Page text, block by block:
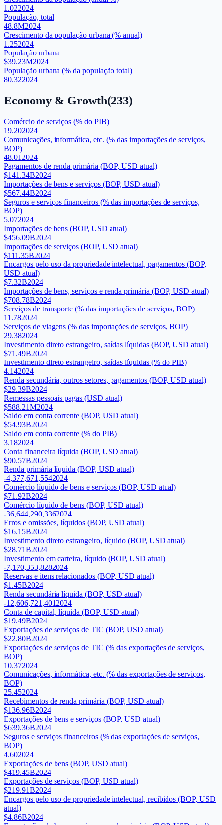
1.022024
População, total
48.8M2024
Crescimento da população urbana (% anual)
1.252024
População urbana
$39.23M2024
População urbana (% da população total)
80.322024
Economy & Growth(233)
Comércio de serviços (% do PIB)
19.202024
Comunicações, informática, etc. (% das importações de serviços,
BOP)
48.01 2024
Pagamentos de renda primária (BOP, USD atual)
$141.34B2024
Importações de bens e serviços (BOP, USD atual)
$567.44B2024
Seguros e serviços financeiros (% das importações de serviços,
BOP)
5.072024
Importações de bens (BOP, USD atual)
$456.09B2024
Importações de serviços (BOP, USD atual)
$111.35B2024
Encargos pelo uso da propriedade intelectual, pagamentos (BOP,
USD atual)
$7.32B2024
Importações de bens, serviços e renda primária (BOP, USD atual)
$708.78B2024
Serviços de transporte (% das importações de serviços, BOP)
11.782024
Serviços de viagens (% das importações de serviços, BOP)
29.382024
Investimento direto estrangeiro, saídas líquidas (BOP, USD atual)
$71.49B2024
Investimento direto estrangeiro, saídas líquidas (% do PIB)
4.142024
Renda secundária, outros setores, pagamentos (BOP, USD atual)
$29.39B2024
Remessas pessoais pagas (USD atual)
$588.21M2024
Saldo em conta corrente (BOP, USD atual)
$54.93B2024
Saldo em conta corrente (% do PIB)
3.182024
Conta financeira líquida (BOP, USD atual)
$90.57B2024
Renda primária líquida (BOP, USD atual)
-4,377,671,5542024
Comércio líquido de bens e serviços (BOP, USD atual)
$71.92B2024
Comércio líquido de bens (BOP, USD atual)
-36,644,290,3362024
Erros e omissões, líquidos (BOP, USD atual)
$16.15B2024
Investimento direto estrangeiro, líquido (BOP, USD atual)
$28.71B2024
Investimento em carteira, líquido (BOP, USD atual)
-7,170,353,8282024
Reservas e itens relacionados (BOP, USD atual)
$1.45B2024
Renda secundária líquida (BOP, USD atual)
-12,606,721,401 2024
Conta de capital, líquida (BOP, USD atual)
$19.49B2024
Exportações de serviços de TIC (BOP, USD atual)
$22.80B2024
Exportações de serviços de TIC (% das exportações de serviços,
BOP)
10.372024
Comunicações, informática, etc. (% das exportações de serviços,
BOP)
25.452024
Recebimentos de renda primária (BOP, USD atual)
$136.96B2024
Exportações de bens e serviços (BOP, USD atual)
$639.36B2024
Seguros e serviços financeiros (% das exportações de serviços,
BOP)
4.602024
Exportações de bens (BOP, USD atual)
$419.45B2024
Exportações de serviços (BOP, USD atual)
$219.91B2024
Encargos pelo uso de propriedade intelectual, recibidos (BOP, USD
atual)
$4.86B2024